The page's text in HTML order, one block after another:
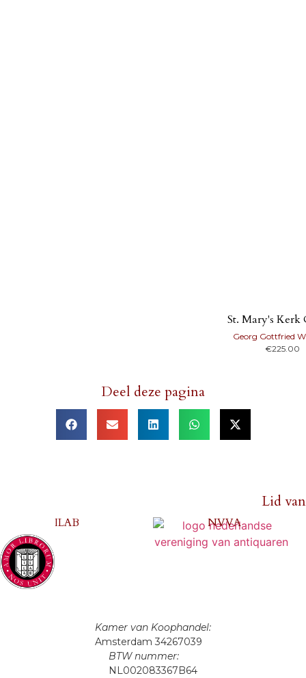
St. Mary's Kerk
Georg Gottfried
€225.00
Deel deze pagina
Kamer van Koophandel:
Amsterdam 34267039
BTW nummer:
NL002083367B64
Lid van
NVVA
ILAB